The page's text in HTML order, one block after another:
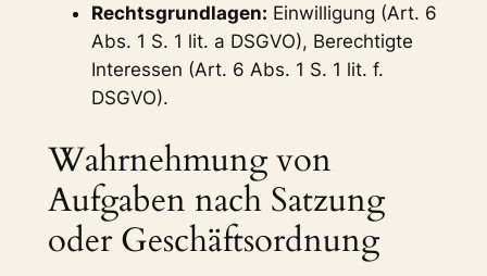
Rechtsgrundlagen: Einwilligung (Art. 6
Abs. 1 S. 1 lit. a DSGVO), Berechtigte
Interessen (Art. 6 Abs. 1 S. 1 lit. f.
DSGVO).
Wahrnehmung von
Aufgaben nach Satzung
oder Geschäftsordnung